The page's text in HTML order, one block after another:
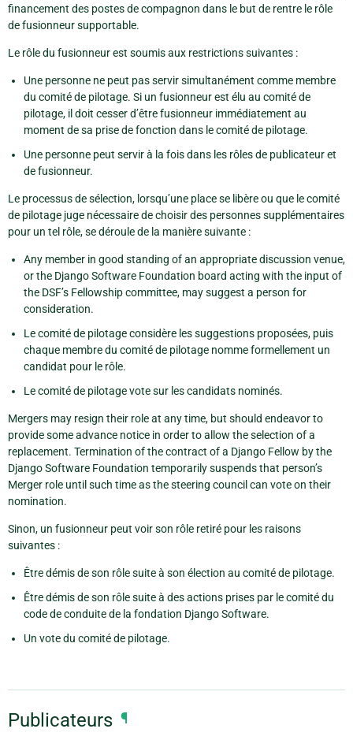
financement des postes de compagnon dans le but de rentre le rôle
de fusionneur supportable.
Le rôle du fusionneur est soumis aux restrictions suivantes :
Une personne ne peut pas servir simultanément comme membre
du comité de pilotage. Si un fusionneur est élu au comité de
pilotage, il doit cesser d’être fusionneur immédiatement au
moment de sa prise de fonction dans le comité de pilotage.
Une personne peut servir à la fois dans les rôles de publicateur et
de fusionneur.
Le processus de sélection, lorsqu’une place se libère ou que le comité
de pilotage juge nécessaire de choisir des personnes supplémentaires
pour un tel rôle, se déroule de la manière suivante :
Any member in good standing of an appropriate discussion venue,
or the Django Software Foundation board acting with the input of
the DSF’s Fellowship committee, may suggest a person for
consideration.
Le comité de pilotage considère les suggestions proposées, puis
chaque membre du comité de pilotage nomme formellement un
candidat pour le rôle.
Le comité de pilotage vote sur les candidats nominés.
Mergers may resign their role at any time, but should endeavor to
provide some advance notice in order to allow the selection of a
replacement. Termination of the contract of a Django Fellow by the
Django Software Foundation temporarily suspends that person’s
Merger role until such time as the steering council can vote on their
nomination.
Sinon, un fusionneur peut voir son rôle retiré pour les raisons
suivantes :
Être démis de son rôle suite à son élection au comité de pilotage.
Être démis de son rôle suite à des actions prises par le comité du
code de conduite de la fondation Django Software.
Un vote du comité de pilotage.
Publicateurs ¶